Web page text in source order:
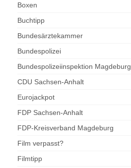
Boxen
Buchtipp
Bundesärztekammer
Bundespolizei
Bundespolizeiinspektion Magdeburg
CDU Sachsen-Anhalt
Eurojackpot
FDP Sachsen-Anhalt
FDP-Kreisverband Magdeburg
Film verpasst?
Filmtipp